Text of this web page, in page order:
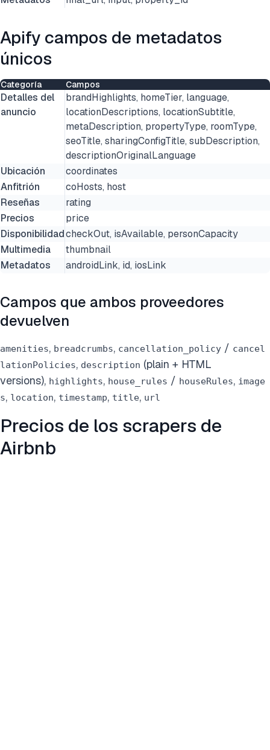
Apify campos de metadatos
únicos
Categoría Campos
Detalles del
anuncio
brandHighlights, homeTier, language,
locationDescriptions, locationSubtitle,
metaDescription, propertyType, roomType,
seoTitle, sharingConfigTitle, subDescription,
descriptionOriginalLanguage
Ubicación
coordinates
Anfitrión
coHosts, host
Reseñas
rating
Precios
price
DisponibilidadcheckOut, isAvailable, personCapacity
Multimedia
thumbnail
Metadatos
androidLink, id, iosLink
Campos que ambos proveedores
devuelven
amenities, breadcrumbs, cancellation_policy / cancel
lationPolicies, description (plain + HTML
versions), highlights, house_rules / houseRules, image
s, location, timestamp, title, url
Precios de los scrapers de
Airbnb